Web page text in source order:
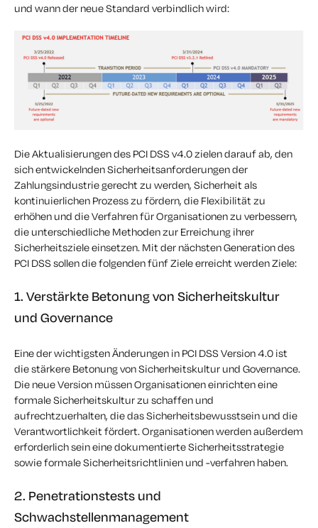
und wann der neue Standard verbindlich wird:
Die Aktualisierungen des PCI DSS v4.0 zielen darauf ab, den
sich entwickelnden Sicherheitsanforderungen der
Zahlungsindustrie gerecht zu werden, Sicherheit als
kontinuierlichen Prozess zu fördern, die Flexibilität zu
erhöhen und die Verfahren für Organisationen zu verbessern,
die unterschiedliche Methoden zur Erreichung ihrer
Sicherheitsziele einsetzen. Mit der nächsten Generation des
PCI DSS sollen die folgenden fünf Ziele erreicht werdenZiele:
1. Verstärkte Betonung von Sicherheitskultur
und Governance
Eine der wichtigsten Änderungen in PCI DSS Version 4.0 ist
die stärkere Betonung von Sicherheitskultur und Governance.
Die neue Version müssen Organisationeneinrichteneine
formale Sicherheitskultur zu schaffen und
aufrechtzuerhalten, die das Sicherheitsbewusstsein und die
Verantwortlichkeit fördert. Organisationen werden außerdem
erforderlich seineine dokumentierte Sicherheitsstrategie
sowie formale Sicherheitsrichtlinien und -verfahren haben.
2. Penetrationstests und
Schwachstellenmanagement